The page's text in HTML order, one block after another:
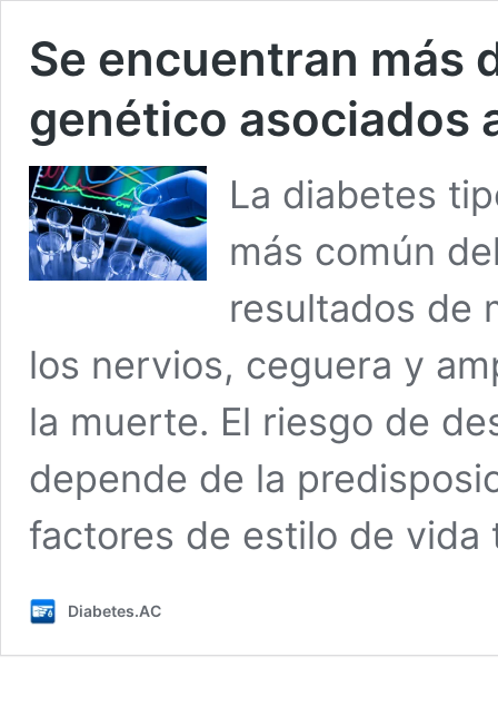
Se encuentran más
genético asociados
La diabetes
más común
resultados de
los nervios, ceguera y
la muerte. El riesgo de
depende de la
factores de estilo de
Diabetes.AC